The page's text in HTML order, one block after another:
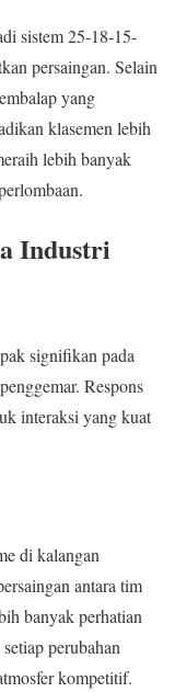
sistem 25-18-15-
persaingan. Selain
yang
klasemen lebih
lebih banyak
Industri
signifikan pada
Respons
interaksi yang kuat
di kalangan
antara tim
banyak perhatian
perubahan
kompetitif.